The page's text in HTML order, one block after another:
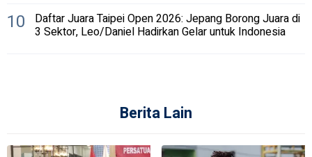
10 Daftar Juara Taipei Open 2026: Jepang Borong Juara di
3 Sektor, Leo/Daniel Hadirkan Gelar untuk Indonesia
Berita Lain